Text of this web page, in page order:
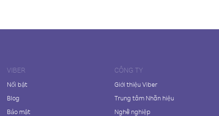
VIBER
Nổi bật
Blog
Bảo mật
CÔNG TY
Giới thiệu Viber
Trung tâm Nhãn hiệu
Nghề nghiệp